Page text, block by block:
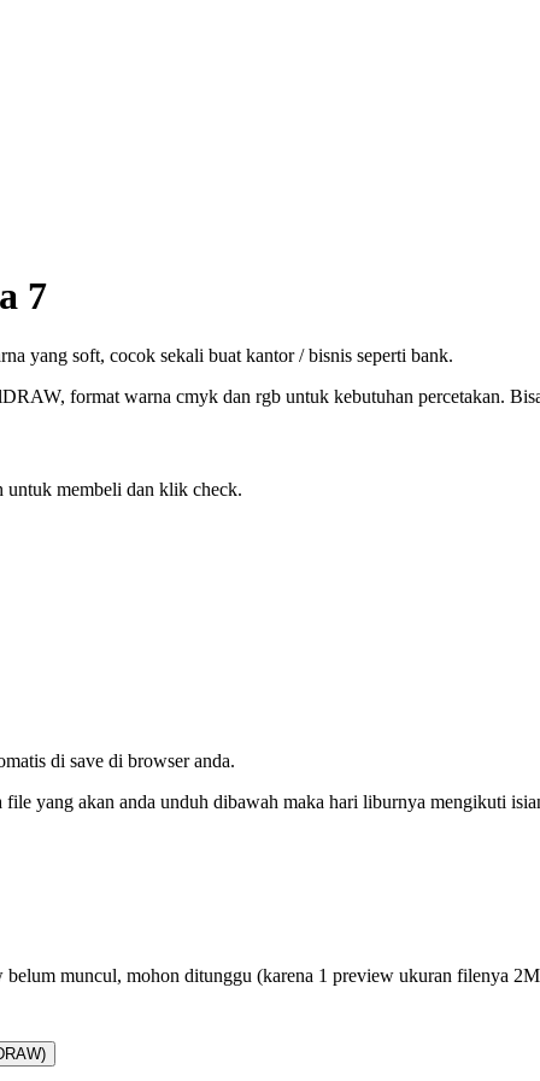
7
yang soft, cocok sekali buat kantor / bisnis seperti bank.
format warna cmyk dan rgb untuk kebutuhan percetakan.
untuk membeli dan klik check.
di save di browser anda.
yang akan anda unduh dibawah maka hari liburnya mengikuti
muncul, mohon ditunggu (karena 1 preview ukuran filenya